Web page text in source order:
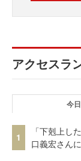
アクセスラ
今日
1
「下剋上し
口義宏さん